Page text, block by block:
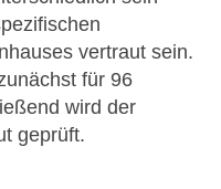
vertraut sein.
für 96
wird der
geprüft.